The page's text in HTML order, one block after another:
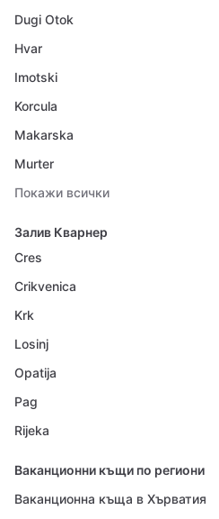
Dugi Otok
Hvar
Imotski
Korcula
Makarska
Murter
Покажи всички
Залив Кварнер
Cres
Crikvenica
Krk
Losinj
Opatija
Pag
Rijeka
Ваканционни къщи по региони
Ваканционна къща в Хърватия